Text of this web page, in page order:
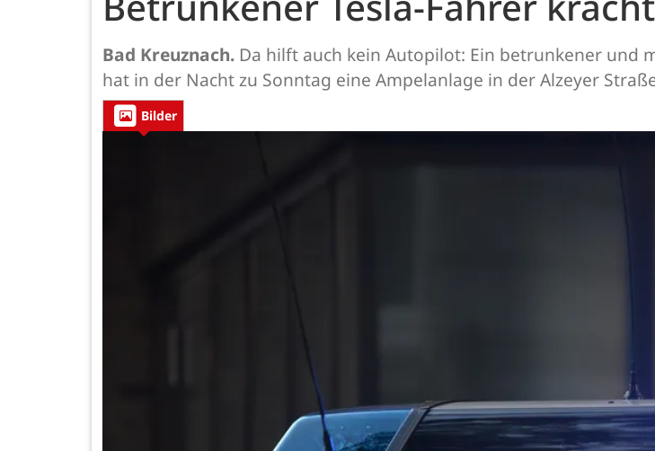
Bad Kreuznach. Da hilft auch kein Autopilot: Ein betrunkener
hat in der Nacht zu Sonntag eine Ampelanlage in der Alzeyer
Bilder